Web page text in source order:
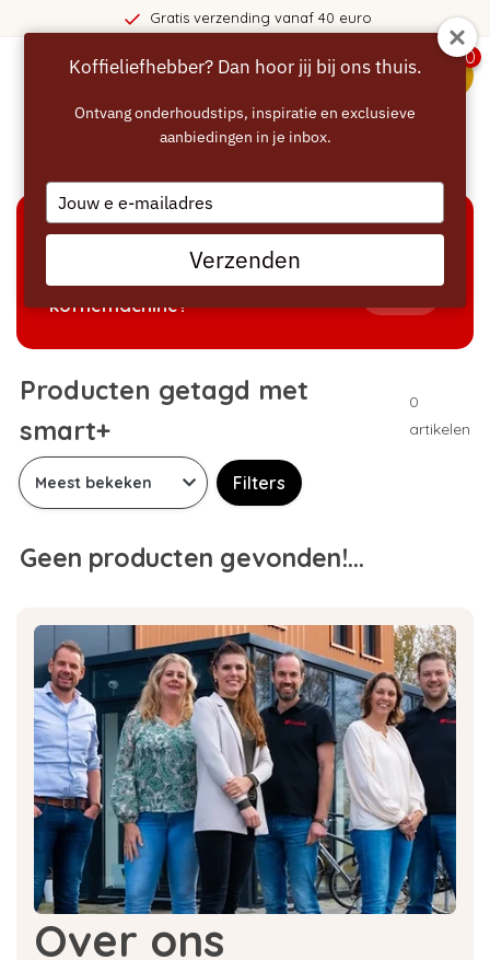
Gratis verzending vanaf 40 euro
0
Welke producten passen bij mijn
koffiemachine?
Producten getagd met
smart+
0
artikelen
Filters
Geen producten gevonden!...
Over ons
Koffieliefhebber? Dan hoor jij bij ons thuis.
Ontvang onderhoudstips, inspiratie en exclusieve
aanbiedingen in je inbox.
Type
your
email
Verzenden